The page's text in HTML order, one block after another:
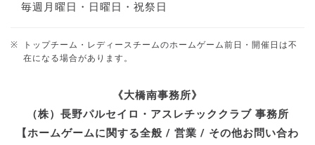
毎週月曜日・日曜日・祝祭日
トップチーム・レディースチームのホームゲーム前日・開催日は不
在になる場合があります。
《大橋南事務所》
（株）長野パルセイロ・アスレチッククラブ 事務所
【ホームゲームに関する全般 / 営業 / その他お問い合わ